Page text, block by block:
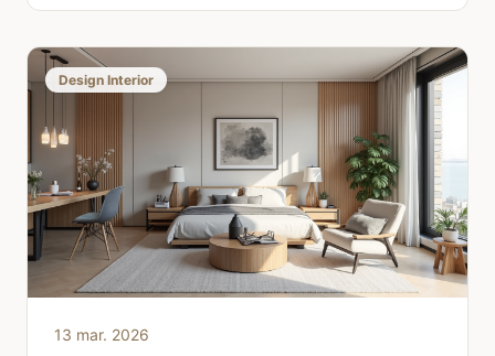
Design Interior
13 mar. 2026